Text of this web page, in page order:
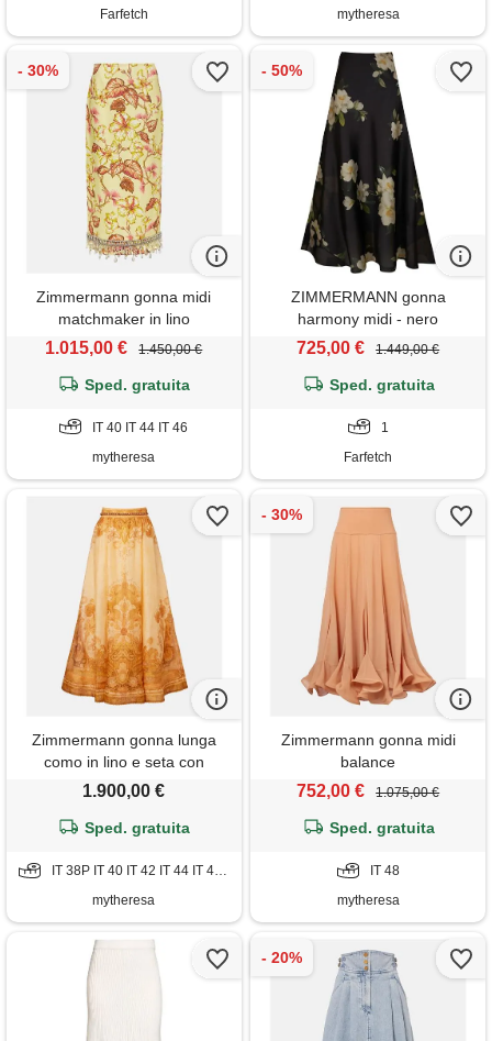
Farfetch mytheresa
Zimmermann gonna midi
matchmaker in lino
1.015,00 € 1.450,00 €
Sped. gratuita
IT 40 IT 44 IT 46
mytheresa
ZIMMERMANN gonna
harmony midi - nero
725,00 € 1.449,00 €
Sped. gratuita
1
Farfetch
Zimmermann gonna lunga
como in lino e seta con
stampa
1.900,00 €
Sped. gratuita
IT 38P IT 40 IT 42 IT 44 IT 46 IT 48
mytheresa
Zimmermann gonna midi
balance
752,00 € 1.075,00 €
Sped. gratuita
IT 48
mytheresa